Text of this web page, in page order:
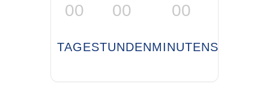
00
TAGE
00
STUNDEN
00
MINUTEN